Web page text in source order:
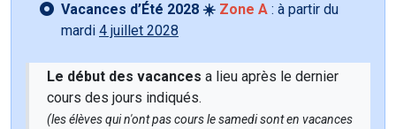
Vacances d’Été 2028 ☀️ Zone A : à partir du
mardi 4 juillet 2028
Le début des vacances a lieu après le dernier
cours des jours indiqués.
(les élèves qui n'ont pas cours le samedi sont en vacances